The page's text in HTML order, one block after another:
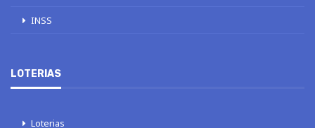
INSS
LOTERIAS
Loterias